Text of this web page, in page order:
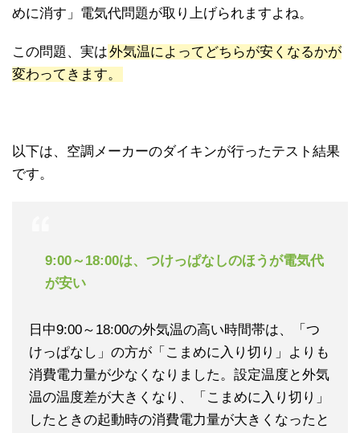
めに消す」電気代問題が取り上げられますよね。
この問題、実は外気温によってどちらが安くなるかが
変わってきます。
以下は、空調メーカーのダイキンが行ったテスト結果
です。
9:00～18:00は、つけっぱなしのほうが電気代
が安い
日中9:00～18:00の外気温の高い時間帯は、「つ
けっぱなし」の方が「こまめに入り切り」よりも
消費電力量が少なくなりました。設定温度と外気
温の温度差が大きくなり、「こまめに入り切り」
したときの起動時の消費電力量が大きくなったと